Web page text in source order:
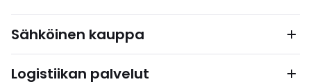
Sähköinen kauppa
Logistiikan palvelut